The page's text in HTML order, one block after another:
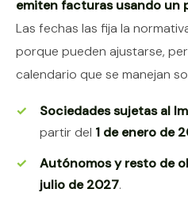
emiten facturas usando un
Las fechas las fija la
porque pueden ajustarse,
calendario que se manejan
Sociedades sujetas al
partir del 1 de enero de
Autónomos y resto de
julio de 2027.